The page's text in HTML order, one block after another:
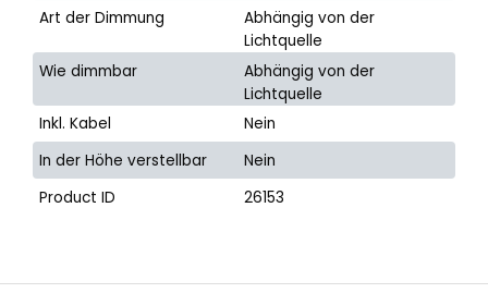
Art der Dimmung
Abhängig von der
Lichtquelle
Wie dimmbar
Abhängig von der
Lichtquelle
Inkl. Kabel
Nein
In der Höhe verstellbar
Nein
Product ID
26153